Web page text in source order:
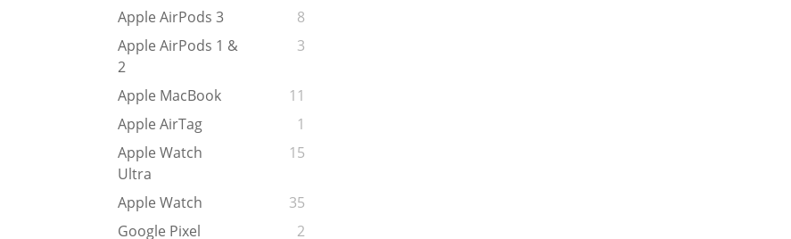
Apple AirPods 3
8
Apple AirPods 1 &
2
3
Apple MacBook
11
Apple AirTag
1
Apple Watch
Ultra
15
Apple Watch
35
Google Pixel
2